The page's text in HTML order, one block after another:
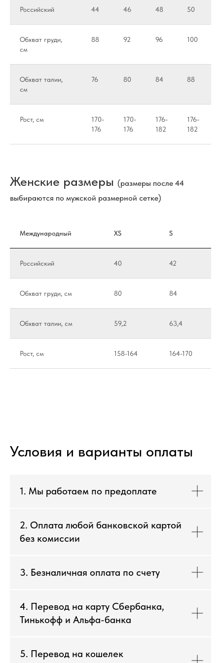
Российский 44 46 48 50
Обхват груди,
см
88 92 96 100
Обхват талии,
см
76 80 84 88
Рост, см
170-
176
170-
176
176-
182
176-
182
Женские размеры (размеры после 44
выбираются по мужской размерной сетке)
Международный XS S
Российский 40 42
Обхват груди, см 80 84
Обхват талии, см 59,2 63,4
Рост, см 158-164 164-170
Условия и варианты оплаты
1. Мы работаем по предоплате
2. Оплата любой банковской картой
без комиссии
3. Безналичная оплата по счету
4. Перевод на карту Сбербанка,
Тинькофф и Альфа-банка
5. Перевод на кошелек